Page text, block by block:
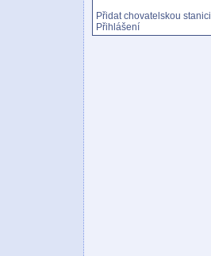
Přidat chovatelskou stanici
Přihlášení